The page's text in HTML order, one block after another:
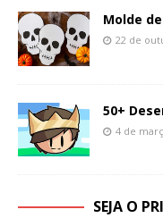
Molde
22 de
50+
4 de
SEJA O